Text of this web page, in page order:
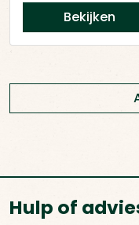
Bekijken
Hulp of